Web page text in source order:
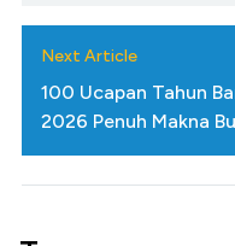
Next Article
100 Ucapan Tahun
2026 Penuh Makna